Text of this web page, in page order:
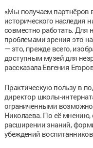
«Мы получаем партнёров
исторического наследия
совместно работать. Для
проблемами зрения это
— это, прежде всего,
доступным музей для
рассказала Евгения
Практическую пользу в
директор школы-
ограниченными
Николаева. По её мнению,
расширении знаний,
убеждений